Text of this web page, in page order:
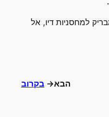
למחסניות דיו, אל
הבא→ בקרוב